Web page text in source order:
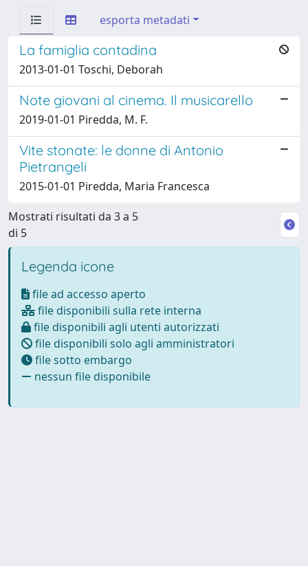
esporta metadati
La famiglia contadina
2013-01-01 Toschi, Deborah
Note giovani al cinema. Il musicarello
2019-01-01 Piredda, M. F.
Vite stonate: le donne di Antonio
Pietrangeli
2015-01-01 Piredda, Maria Francesca
Mostrati risultati da 3 a 5
di 5
Legenda icone
file ad accesso aperto
file disponibili sulla rete interna
file disponibili agli utenti autorizzati
file disponibili solo agli amministratori
file sotto embargo
nessun file disponibile